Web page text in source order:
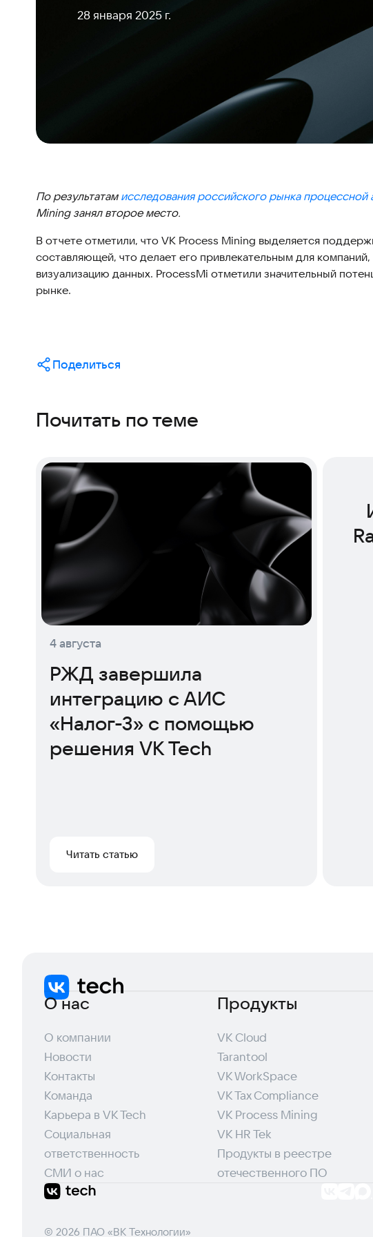
28 января 2025 г.
По результатам исследования российского рынка процессной
Mining занял второе место.
В отчете отметили, что VK Process Mining выделяется
составляющей, что делает его привлекательным для
визуализацию данных. ProcessMi отметили значительный
рынке.
Поделиться
Почитать по теме
4 августа
РЖД завершила
интеграцию с АИС
«Налог-3» с помощью
решения VK Tech
Читать статью
О нас
О компании
Новости
Контакты
Команда
Карьера в VK Tech
Социальная
ответственность
СМИ о нас
Продукты
VK Cloud
Tarantool
VK WorkSpace
VK Tax Compliance
VK Process Mining
VK HR Tek
Продукты в реестре
отечественного ПО
© 2026 ПАО «ВК Технологии»